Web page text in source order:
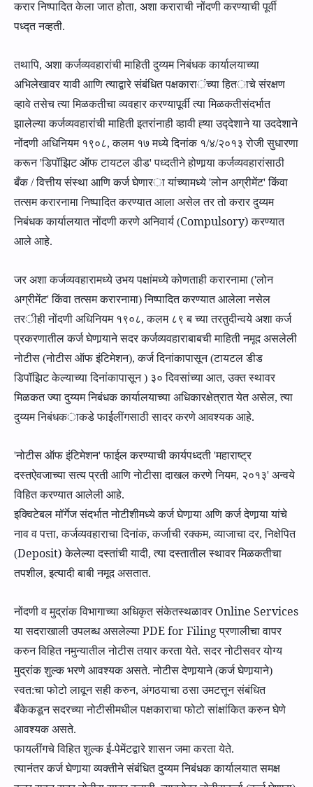
करार निष्पादितकेला जात होता, अशाकराराचीनोंदणी करण्याचीपूर्वी
पध्द्त नव्हती.
तथापि, अशाकर्जव्यवहारांची माहिती दुय्यम निबंधक कार्यालयाच्या
अभिलेखावर यावी आणित्याद्वारे संबंधित पक्षकारांच्‍याहिताचेसंरक्षण
व्हावे तसेच त्या मिळकतीचा व्यवहार करण्यापूर्वी त्या मिळकतीसंदर्भात
झालेल्या कर्जव्यवहारांची माहिती इतरांनाही व्हावीह्‍या उद्‍देशानेया उददेशाने
नोंदणी अधिनियम१९०८, कलम १७ मध्ये दिनांक १/४/२०१३ रोजीसुधारणा
करून'डिपॉझिट ऑफ टायटल डीड'पध्दतीने होणार्‍याकर्जव्यवहारांसाठी
बँक / वित्तीय संस्था आणि कर्ज घेणारायांच्‍यामध्‍ये 'लोन अग्रीमेंट'किंवा
तत्सम करारनामानिष्पादित करण्यात आला असेलतर तो करार दुय्यम
निबंधक कार्यालयात नोंदणी करणे अनिवार्य (Compulsory) करण्यात
आले आहे.
जर अशा कर्जव्यवहारामध्ये उभय पक्षांमध्ये कोणताही करारनामा ('लोन
अग्रीमेंट'किंवा तत्सम करारनामा) निष्पादित करण्यात आलेला नसेल
तरीही नोंदणी अधिनियम१९०८,कलम ८९ बच्‍या तरतुदीन्वये अशाकर्ज
प्रकरणातील कर्ज घेणार्‍याने सदरकर्जव्यवहाराबाबची माहिती नमूद असलेली
नोटीस (नोटीस ऑफ इंटिमेशन), कर्ज दिनांकापासून (टायटल डीड
डिपॉझिट केल्याच्या दिनांकापासून ) ३० दिवसांच्या आत, उक्त स्थावर
मिळकत ज्या दुय्यम निबंधक कार्यालयाच्‍या अधिकारक्षेत्रात येत असेल, त्या
दुय्यम निबंधकाकडेफाईलींगसाठीसादर करणे आवश्‍यक आहे.
'नोटीस ऑफ इंटिमेशन'फाईल करण्याचीकार्यपध्दती 'महाराष्ट्र
दस्तऐवजाच्या सत्य प्रती आणि नोटीसा दाखल करणे नियम, २०१३' अन्वये
विहित करण्यात आलेली आहे.
इक्विटेबल मॉर्गेज संदर्भात नोटीशीमध्ये कर्ज घेणार्‍या अणि कर्ज देणार्‍या यांचे
नाव व पत्ता, कर्जव्यवहाराचा दिनांक, कर्जाची रक्कम, व्याजाचा दर, निक्षेपित
(Deposit) केलेल्या दस्तांची यादी, त्या दस्तातील स्थावर मिळकतीचा
तपशील, इत्यादी बाबी नमूद असतात.
नोंदणी व मुद्रांक विभागाच्या अधिकृतसंकेतस्थळावर Online Services
या सदराखाली उपलब्ध असलेल्या PDE for Filing प्रणालीचा वापर
करुन विहित नमुन्यातील नोटीस तयार करता येते.सदर नोटीसवर योग्य
मुद्रांक शुल्क भरणे आवश्‍यक असते.नोटीसदेणार्‍याने(कर्ज घेणार्‍याने)
स्वत:चा फोटो लावून सही करुन, अंगठयाचा ठसा उमटत्तूनसंबंधित
बँकेकडून सदरच्या नोटीसीमधील पक्षकाराचा फोटो सांक्षांकित करुनघेणे
आवश्‍यक असते.
फायलींगचे विहित शुल्‍कई-पेमेंटद्वारे शासन जमा करता येते.
त्‍यानंतरकर्ज घेणार्‍याव्यक्तीने संबंधित दुय्यम निबंधक कार्यालयात समक्ष